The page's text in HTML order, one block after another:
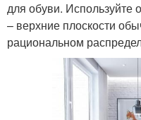
для обуви. Используйте
– верхние плоскости
рациональном